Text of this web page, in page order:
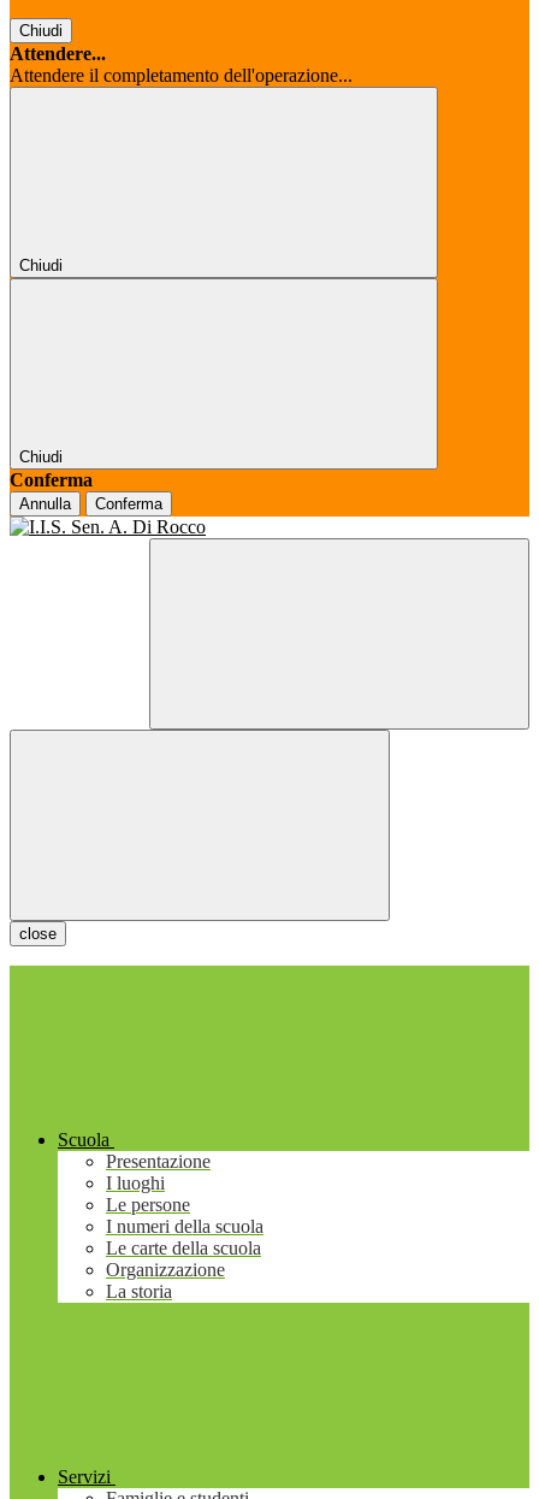
Chiudi
Attendere...
Attendere il completamento dell'operazione...
Chiudi
Chiudi
Conferma
Annulla Conferma
close
Scuola
Presentazione
I luoghi
Le persone
I numeri della scuola
Le carte della scuola
Organizzazione
La storia
Servizi